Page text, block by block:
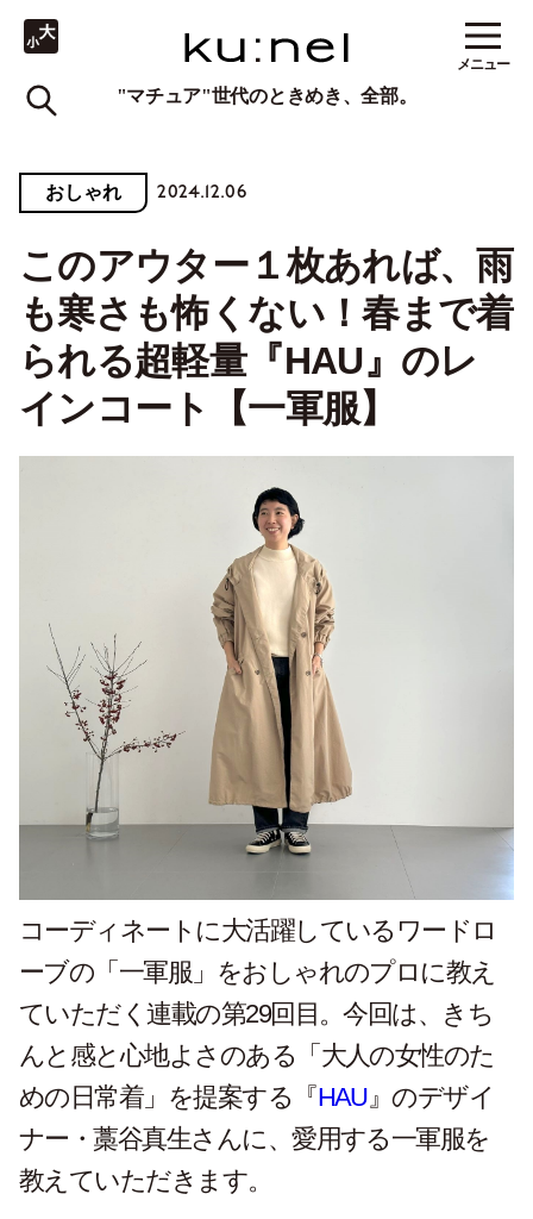
"マチュア"世代のときめき、全部。
メニュー
おしゃれ 2024.12.06
このアウター１枚あれば、雨
も寒さも怖くない！春まで着
られる超軽量『HAU』のレ
インコート【一軍服】
コーディネートに大活躍しているワードロ
ーブの「一軍服」をおしゃれのプロに教え
ていただく連載の第29回目。今回は、きち
んと感と心地よさのある「大人の女性のた
めの日常着」を提案する『HAU』のデザイ
ナー・藁谷真生さんに、愛用する一軍服を
教えていただきます。